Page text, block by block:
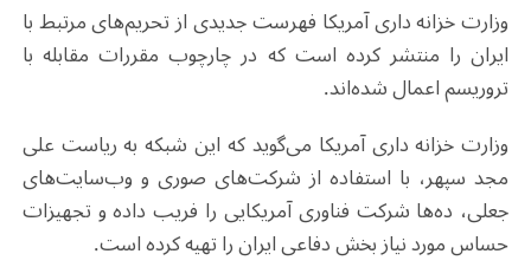
وزارت خزانه داری آمریکا فهرست جدیدی از تحریم‌های مرتبط با
ایران را منتشر کرده است که در چارچوب مقررات مقابله با
تروریسم اعمال شده‌اند.
وزارت خزانه داری آمریکا می‌گوید که این شبکه به ریاست علی
مجد سپهر، با استفاده از شرکت‌های صوری و وب‌سایت‌های
جعلی، ده‌ها شرکت فناوری آمریکایی را فریب داده و تجهیزات
حساس مورد نیاز بخش دفاعی ایران را تهیه کرده است.